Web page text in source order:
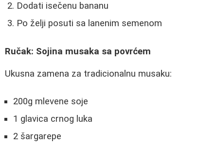
Dodati isečenu bananu
Po želji posuti sa lanenim semenom
Ručak: Sojina musaka sa povrćem
Ukusna zamena za tradicionalnu musaku:
200g mlevene soje
1 glavica crnog luka
2 šargarepe